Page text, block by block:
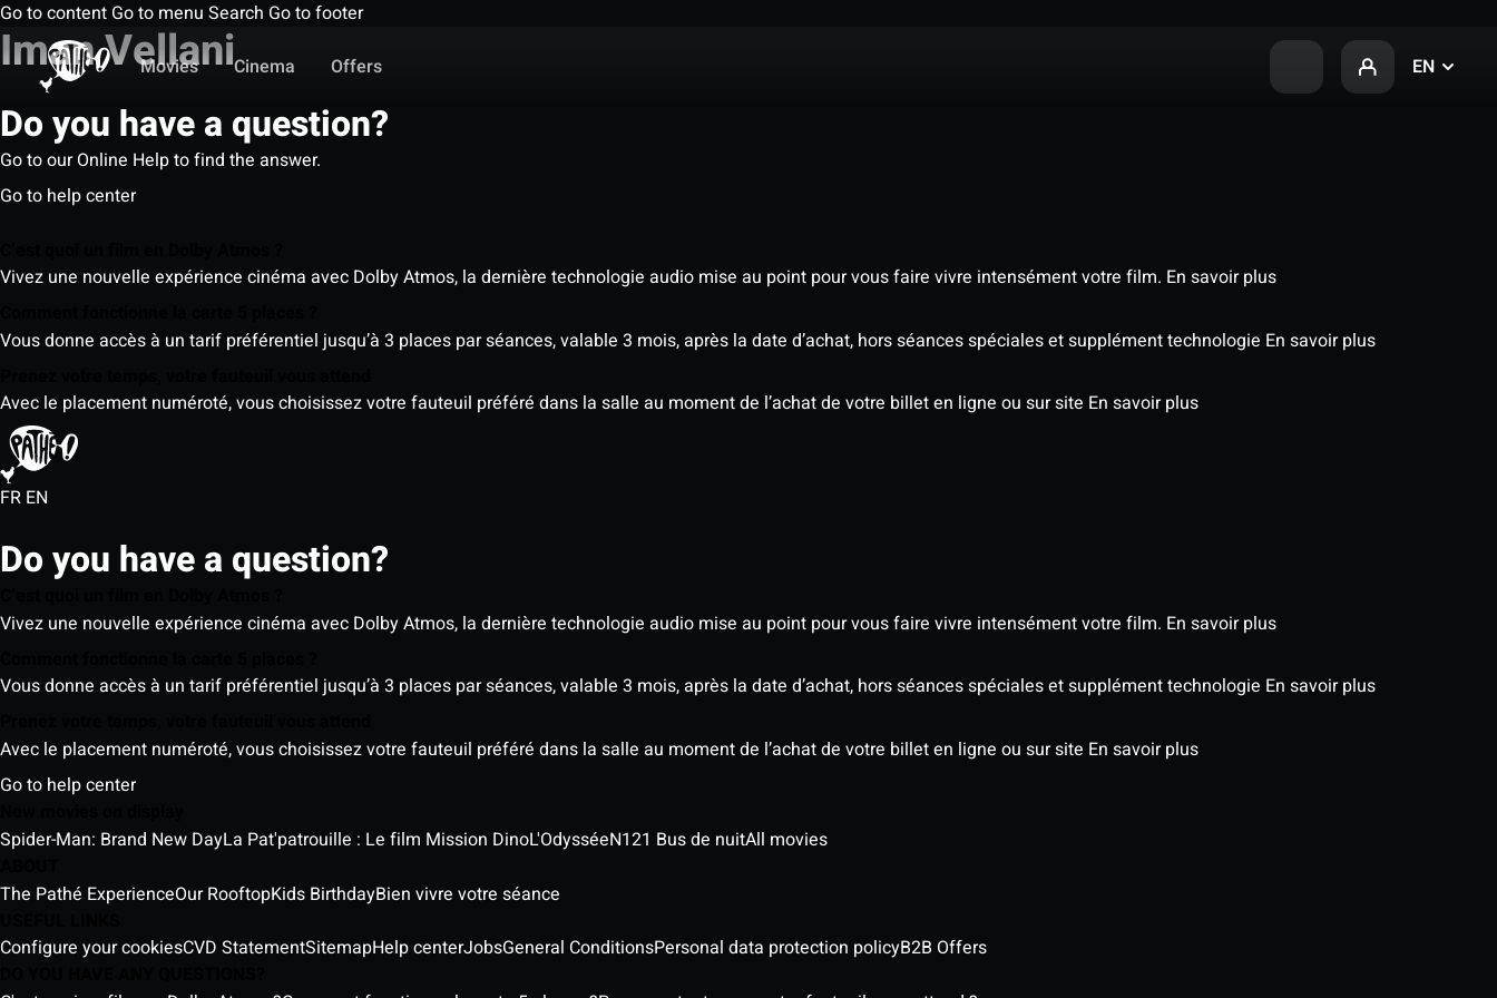
Go to content Go to menu Search Go to footer
Movies
Cinema Offers EN
Iman Vellani
Do you have a question?
Go to our Online Help to find the answer.
Go to help center
Vivez une nouvelle expérience cinéma avec Dolby Atmos, la dernière technologie audio mise au point pour vous faire vivre intensément votre film. En savoir plus
Vous donne accès à un tarif préférentiel jusqu’à 3 places par séances, valable 3 mois, après la date d’achat, hors séances spéciales et supplément technologie En savoir plus
Avec le placement numéroté, vous choisissez votre fauteuil préféré dans la salle au moment de l’achat de votre billet en ligne ou sur site En savoir plus
FR EN
Do you have a question?
Vivez une nouvelle expérience cinéma avec Dolby Atmos, la dernière technologie audio mise au point pour vous faire vivre intensément votre film. En savoir plus
Vous donne accès à un tarif préférentiel jusqu’à 3 places par séances, valable 3 mois, après la date d’achat, hors séances spéciales et supplément technologie En savoir plus
Avec le placement numéroté, vous choisissez votre fauteuil préféré dans la salle au moment de l’achat de votre billet en ligne ou sur site En savoir plus
Go to help center
Spider-Man: Brand New DayLa Pat'patrouille : Le film Mission DinoL'OdysséeN121 Bus de nuitAll movies
The Pathé ExperienceOur RooftopKids BirthdayBien vivre votre séance
Configure your cookiesCVD StatementSitemapHelp centerJobsGeneral ConditionsPersonal data protection policyB2B Offers